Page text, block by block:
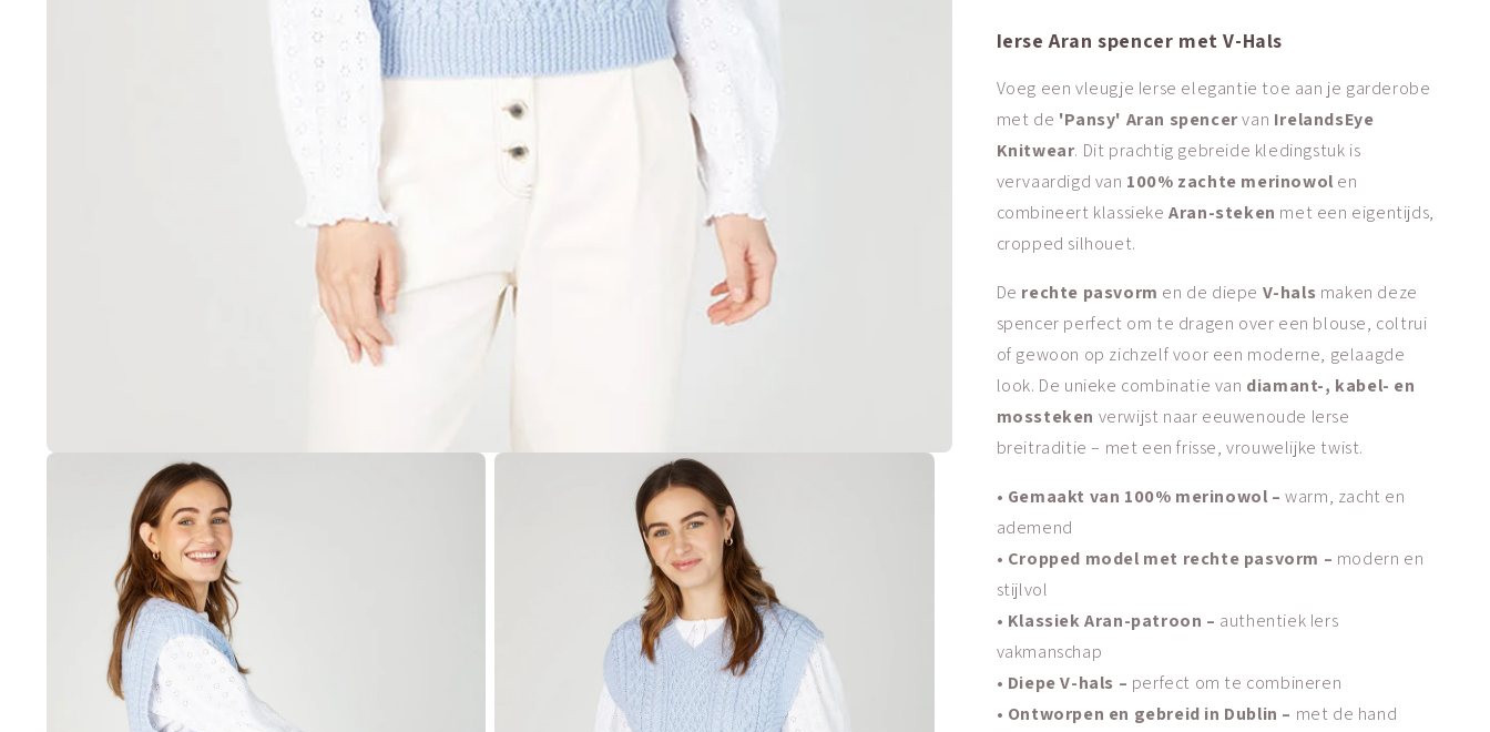
Ierse Aran spencer met V-Hals
Voeg een vleugje Ierse elegantie toe aan je garderobe
met de 'Pansy' Aran spencervan IrelandsEye
Knitwear. Dit prachtig gebreide kledingstuk is
vervaardigd van 100% zachte merinowol en
combineert klassiekeAran-steken met een eigentijds,
cropped silhouet.
De rechte pasvorm en de diepe V-hals maken deze
spencer perfect om te dragen over een blouse, coltrui
of gewoon op zichzelf voor een moderne, gelaagde
look. De unieke combinatie van diamant-, kabel- en
mossteken verwijst naar eeuwenoude Ierse
breitraditie – met een frisse, vrouwelijke twist.
• Gemaakt van 100% merinowol – warm, zacht en
ademend
• Cropped model met rechte pasvorm – modern en
stijlvol
• Klassiek Aran-patroon – authentiek Iers
vakmanschap
• Diepe V-hals – perfect om te combineren
• Ontworpen en gebreid in Dublin – met de hand